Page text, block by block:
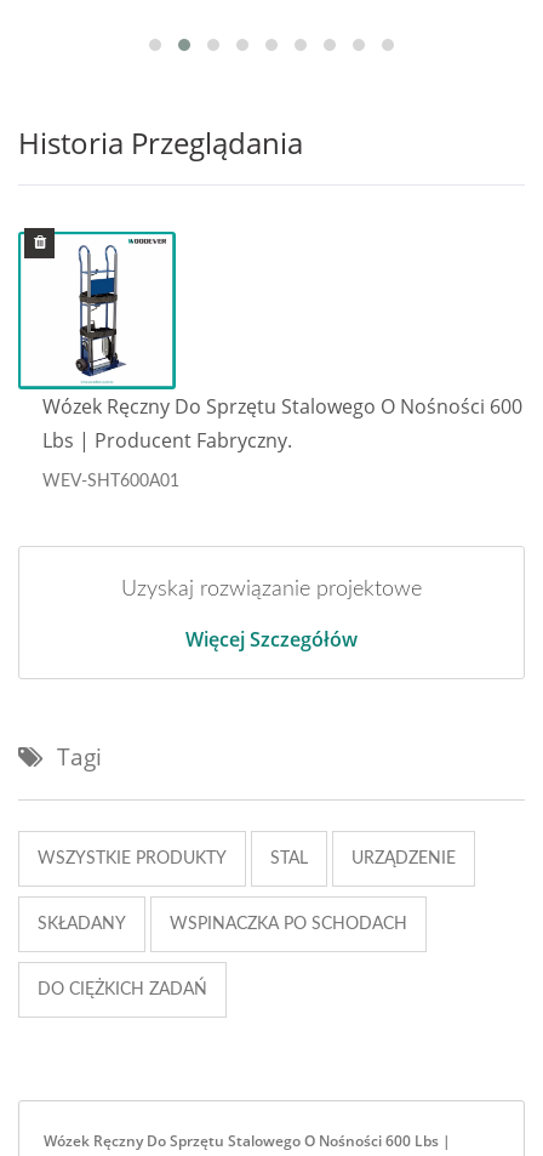
Historia Przeglądania
Wózek Ręczny Do Sprzętu Stalowego O Nośności 600
Lbs | Producent Fabryczny.
WEV-SHT600A01
Uzyskaj rozwiązanie projektowe
Więcej Szczegółów
Tagi
WSZYSTKIE PRODUKTY STAL URZĄDZENIE
SKŁADANY WSPINACZKA PO SCHODACH
DO CIĘŻKICH ZADAŃ
Wózek Ręczny Do Sprzętu Stalowego O Nośności 600 Lbs |